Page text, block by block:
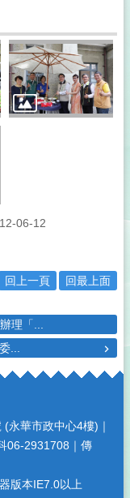
06-12
回上一頁 回最上面
理「...
...
永華市政中心4樓)｜
06-2931708｜傳
版本IE7.0以上